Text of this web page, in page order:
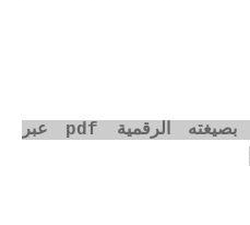
رابط تحميل كتاب المجلة بصيغته الرقمية pdf عبر